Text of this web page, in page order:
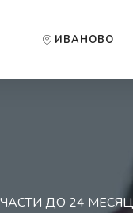
ИВАНОВО
ДО 24